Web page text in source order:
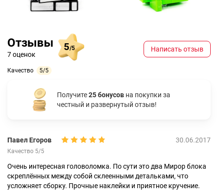
Отзывы
7 оценок
5/5
Качество 5/5
Написать отзыв
Получите25 бонусов на покупки за
честный и развернутый отзыв!
Павел Егоров 30.06.2017
Качество 5/5
Очень интересная головоломка. По сути это два Мирор блока
скреплённых между собой склеенными детальками, что
усложняет сборку. Прочные наклейки и приятное кручение.